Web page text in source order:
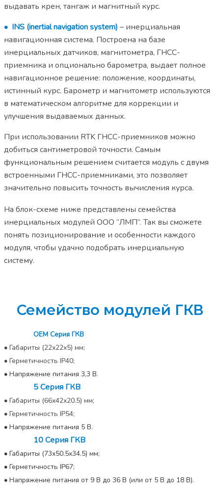
выдавать крен, тангаж и магнитный курс.
• INS (inertial navigation system) – инерциальная
навигационная система. Построена на базе
инерциальных датчиков, магнитометра, ГНСС-
приемника и опционально барометра, выдает полное
навигационное решение: положение, координаты,
истинный курс. Барометр и магнитометр используются
в математическом алгоритме для коррекции и
улучшения выдаваемых данных.
При использовании RTK ГНСС-приемников можно
добиться сантиметровой точности. Самым
функциональным решением считается модуль с двумя
встроенными ГНСС-приемниками, это позволяет
значительно повысить точность вычисления курса.
На блок-схеме ниже представлены семейства
инерциальных модулей ООО “ЛМП”. Так вы сможете
понять позиционирование и особенности каждого
модуля, чтобы удачно подобрать инерциальную
систему.
Семейство модулей ГКВ
ОЕМ Серия ГКВ
• Габариты (22х22х5) мм;
• Герметичность IP40;
• Напряжение питания 3,3 В.
5 Серия ГКВ
• Габариты (66х42х20.5) мм;
• Герметичность IP54;
• Напряжение питания 5 В.
10 Серия ГКВ
• Габариты (73х50.5х34.5) мм;
• Герметичность IP67;
• Напряжение питания от 9 В до 36 В (или от 5 В до 18 В).